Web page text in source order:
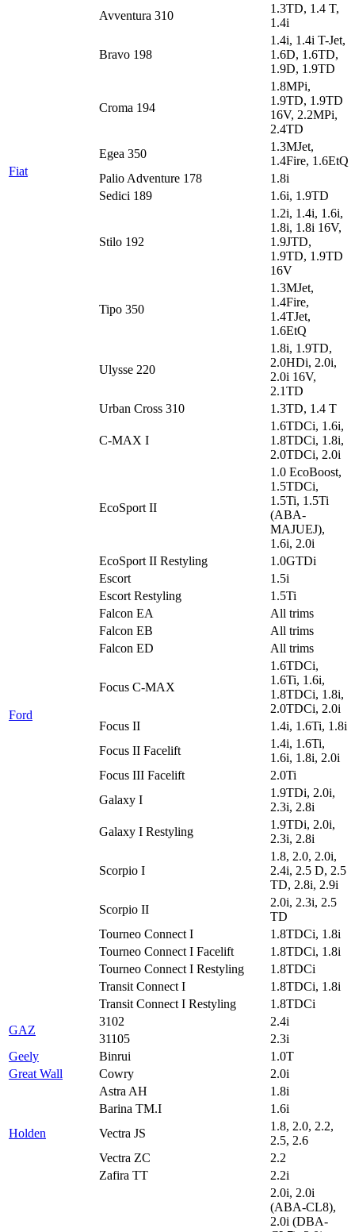
Fiat
Avventura 310
1.3TD, 1.4 T,
1.4i
Bravo 198
1.4i, 1.4i T-Jet,
1.6D, 1.6TD,
1.9D, 1.9TD
Croma 194
1.8MPi,
1.9TD, 1.9TD
16V, 2.2MPi,
2.4TD
Egea 350
1.3MJet,
1.4Fire, 1.6EtQ
Palio Adventure 178
1.8i
Sedici 189
1.6i, 1.9TD
Stilo 192
1.2i, 1.4i, 1.6i,
1.8i, 1.8i 16V,
1.9JTD,
1.9TD, 1.9TD
16V
Tipo 350
1.3MJet,
1.4Fire,
1.4TJet,
1.6EtQ
Ulysse 220
1.8i, 1.9TD,
2.0HDi, 2.0i,
2.0i 16V,
2.1TD
Urban Cross 310
1.3TD, 1.4 T
Ford
C-MAX I
1.6TDCi, 1.6i,
1.8TDCi, 1.8i,
2.0TDCi, 2.0i
EcoSport II
1.0 EcoBoost,
1.5TDCi,
1.5Ti, 1.5Ti
(ABA-
MAJUEJ),
1.6i, 2.0i
EcoSport II Restyling
1.0GTDi
Escort
1.5i
Escort Restyling
1.5Ti
Falcon EA
All trims
Falcon EB
All trims
Falcon ED
All trims
Focus C-MAX
1.6TDCi,
1.6Ti, 1.6i,
1.8TDCi, 1.8i,
2.0TDCi, 2.0i
Focus II
1.4i, 1.6Ti, 1.8i
Focus II Facelift
1.4i, 1.6Ti,
1.6i, 1.8i, 2.0i
Focus III Facelift
2.0Ti
Galaxy I
1.9TDi, 2.0i,
2.3i, 2.8i
Galaxy I Restyling
1.9TDi, 2.0i,
2.3i, 2.8i
Scorpio I
1.8, 2.0, 2.0i,
2.4i, 2.5 D, 2.5
TD, 2.8i, 2.9i
Scorpio II
2.0i, 2.3i, 2.5
TD
Tourneo Connect I
1.8TDCi, 1.8i
Tourneo Connect I Facelift
1.8TDCi, 1.8i
Tourneo Connect I Restyling
1.8TDCi
Transit Connect I
1.8TDCi, 1.8i
Transit Connect I Restyling
1.8TDCi
GAZ
3102
2.4i
31105
2.3i
Geely
Binrui
1.0T
Great Wall
Cowry 2.0i
Holden
Astra AH
1.8i
Barina TM.I
1.6i
Vectra JS
1.8, 2.0, 2.2,
2.5, 2.6
Vectra ZC
2.2
Zafira TT
2.2i
2.0i, 2.0i
(ABA-CL8),
2.0i (DBA-